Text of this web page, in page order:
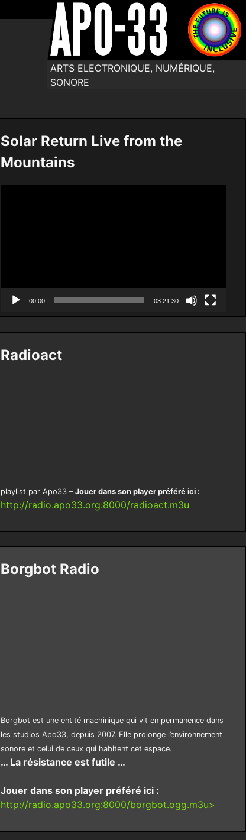
ARTS ELECTRONIQUE, NUMÉRIQUE,
SONORE
Solar Return Live from the
Mountains
00:00 03:21:30
Radioact
playlist par Apo33 –Jouer dans son player préféré ici :
http://radio.apo33.org:8000/radioact.m3u
Borgbot Radio
Borgbot est une entité machinique qui vit en permanence dans
les studios Apo33, depuis 2007. Elle prolonge l’environnement
sonore et celui de ceux qui habitent cet espace.
… La résistance est futile …
Jouer dans son player préféré ici :
http://radio.apo33.org:8000/borgbot.ogg.m3u>